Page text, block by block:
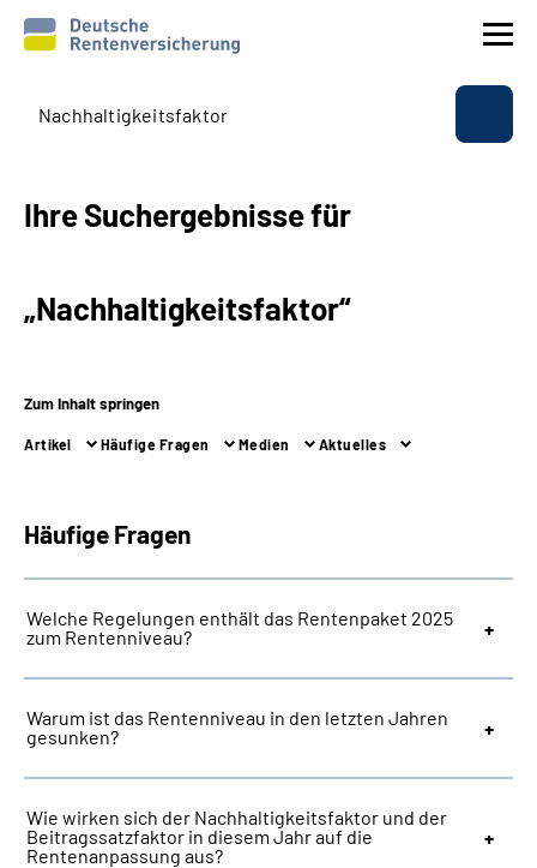
Reha
Beratung & Kontakt
Experten
Online-Services
Inhalte in Gebärdensprache (DGS)
Leichte Sprache
Ihre Suchergebnisse für
„Nachhaltigkeitsfaktor“
Zum Inhalt springen
Artikel Häufige Fragen Medien Aktuelles
Häufige Fragen
Welche Regelungen enthält das Rentenpaket 2025
zum Rentenniveau?
Warum ist das Rentenniveau in den letzten Jahren
gesunken?
Wie wirken sich der Nachhaltigkeitsfaktor und der
Beitragssatzfaktor in diesem Jahr auf die
Rentenanpassung aus?